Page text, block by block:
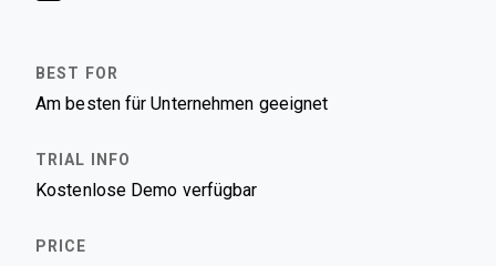
Am besten für Unternehmen geeignet
Kostenlose Demo verfügbar